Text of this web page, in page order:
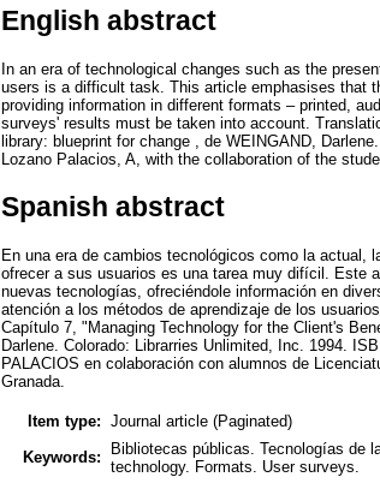
English abstract
In an era of technological changes such as the
users is a difficult task. This article emphasises that
providing information in different formats – printed,
surveys' results must be taken into account.
library: blueprint for change , de WEINGAND,
Lozano Palacios, A, with the collaboration of the
Spanish abstract
En una era de cambios tecnológicos como la actual,
ofrecer a sus usuarios es una tarea muy difícil. Este
nuevas tecnologías, ofreciéndole información en
atención a los métodos de aprendizaje de los
Capítulo 7, "Managing Technology for the Client's
Darlene. Colorado: Librarries Unlimited, Inc. 1994.
PALACIOS en colaboración con alumnos de
Granada.
Item type: Journal article (Paginated)
Keywords:
Bibliotecas públicas. Tecnologías de
technology. Formats. User surveys.